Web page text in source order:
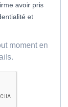
avoir pris
et
moment en